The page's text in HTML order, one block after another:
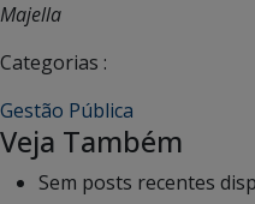
Majella
Categorias :
Gestão Pública
Veja Também
Sem posts recentes